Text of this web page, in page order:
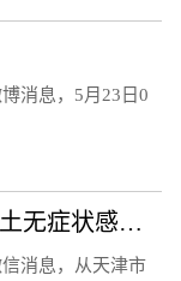
消息，5月23日0
天津新增本土确诊病例10例、本土无症状感染者8例
消息，从天津市